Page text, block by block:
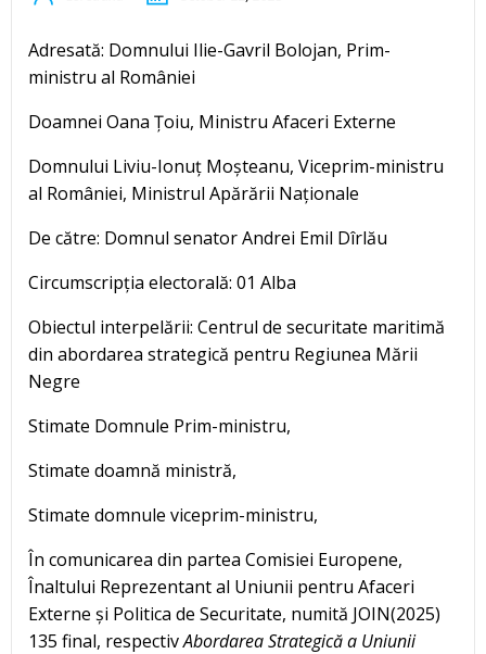
Adresată: Domnului Ilie-Gavril Bolojan, Prim-
ministru al României
Doamnei Oana Țoiu, Ministru Afaceri Externe
Domnului Liviu-Ionuț Moșteanu, Viceprim-ministru
al României, Ministrul Apărării Naționale
De către: Domnul senator Andrei Emil Dîrlău
Circumscripția electorală: 01 Alba
Obiectul interpelării: Centrul de securitate maritimă
din abordarea strategică pentru Regiunea Mării
Negre
Stimate Domnule Prim-ministru,
Stimate doamnă ministră,
Stimate domnule viceprim-ministru,
În comunicarea din partea Comisiei Europene,
Înaltului Reprezentant al Uniunii pentru Afaceri
Externe și Politica de Securitate, numită JOIN(2025)
135 final, respectivAbordarea Strategică a Uniunii